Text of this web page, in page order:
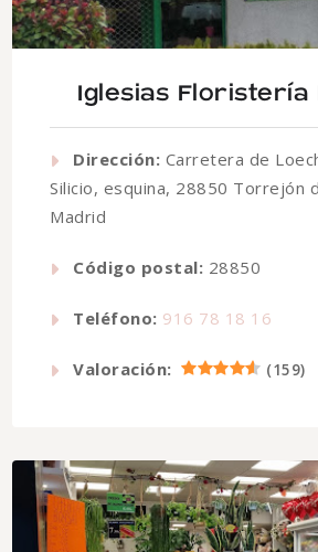
Iglesias Floristería
Dirección: Carretera de
Silicio, esquina, 28850 Torrejón
Madrid
Código postal: 28850
Teléfono: 916 78 18 16
Valoración: (159)